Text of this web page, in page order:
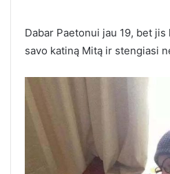
Dabar Paetonui jau 19, bet
savo katiną Mitą ir stengiasi